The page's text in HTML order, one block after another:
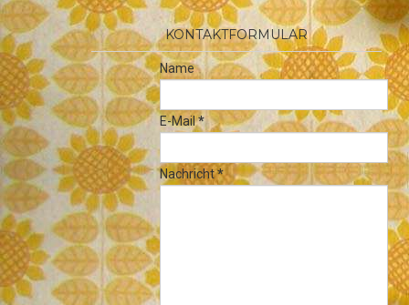
KONTAKTFORMULAR
Name
E-Mail*
Nachricht*